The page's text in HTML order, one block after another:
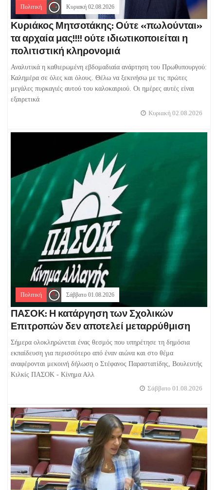
Πολιτική Κυριακή 02.08.2026
Κυριάκος Μητσοτάκης: Ούτε «πωλούνται»
τα αρχαία μας!!!! ούτε ιδιωτικοποιείται η
πολιτιστική κληρονομιά
Αναλυτικά η καθιερωμένη εβδομαδιαία ανάρτηση του Πρωθυπουργού:
Καλημέρα σε όλες και όλους. Θέλω να ξεκινήσω με τις πρώτες
μεγάλες πυρκαγιές αυτού του καλοκαιριού. Οι ημέρες αυτές είναι
εξαιρετικά
Κυριακή 02.08.2026
Πολιτική Σάββατο 01.08.2026
ΠΑΣΟΚ: Η κατάργηση των Σχολικών
Επιτροπών δεν αποτελεί μεταρρύθμιση
Σήμερα ολοκληρώνεται ένας θεσμός που υπηρέτησε τη δημόσια
εκπαίδευση για περισσότερο από έναν αιώνα και στο θέμα
αναφέρονται μεκοινή δήλωση ο Στέφανος Παραστατίδης, Βουλευτής
Κιλκίς ΠΑΣΟΚ - Κίνημα Αλλ
Σάββατο 01.08.2026